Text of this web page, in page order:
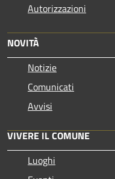
Autorizzazioni
NOVITÀ
Notizie
Comunicati
Avvisi
VIVERE IL COMUNE
Luoghi